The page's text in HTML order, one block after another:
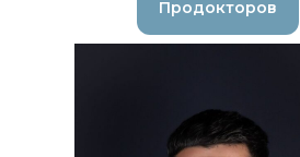
Продокторов